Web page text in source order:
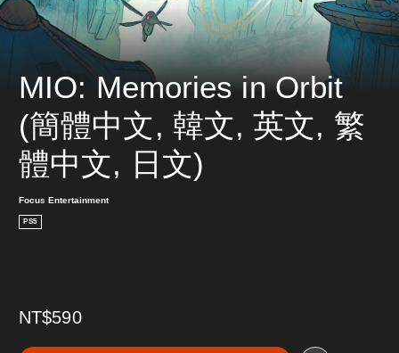
MIO: Memories in Orbit
(簡體中文, 韓文, 英文, 繁
體中文, 日文)
Focus Entertainment
PS5
NT$590